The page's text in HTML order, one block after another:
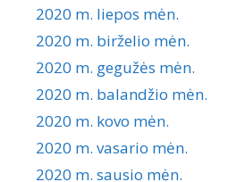
2020 m. liepos mėn.
2020 m. birželio mėn.
2020 m. gegužės mėn.
2020 m. balandžio mėn.
2020 m. kovo mėn.
2020 m. vasario mėn.
2020 m. sausio mėn.